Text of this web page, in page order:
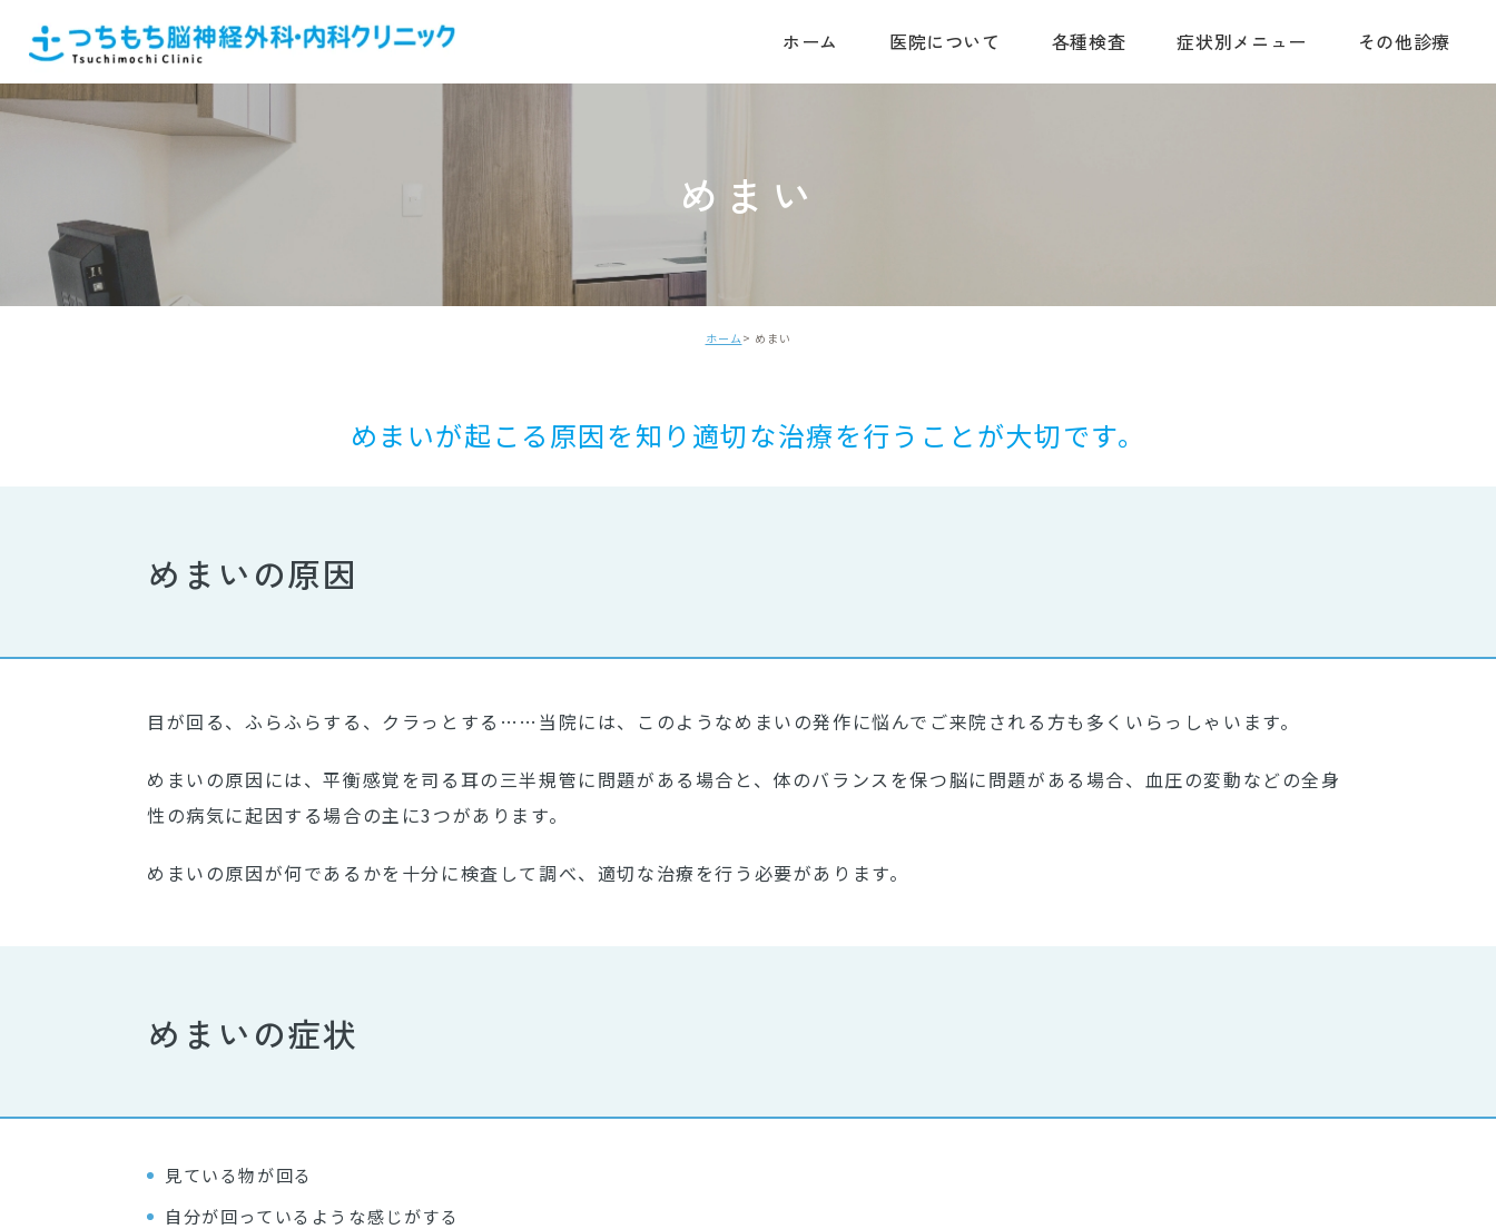
ホーム 医院について 各種検査 症状別メニュー その他診療
めまい
ホーム めまい
めまいが起こる原因を知り適切な治療を行うことが大切です。
めまいの原因
目が回る、ふらふらする、クラっとする……当院には、このようなめまいの発作に悩んでご来院される方も多くいらっしゃいます。
めまいの原因には、平衡感覚を司る耳の三半規管に問題がある場合と、体のバランスを保つ脳に問題がある場合、血圧の変動などの全身
性の病気に起因する場合の主に3つがあります。
めまいの原因が何であるかを十分に検査して調べ、適切な治療を行う必要があります。
めまいの症状
見ている物が回る
自分が回っているような感じがする